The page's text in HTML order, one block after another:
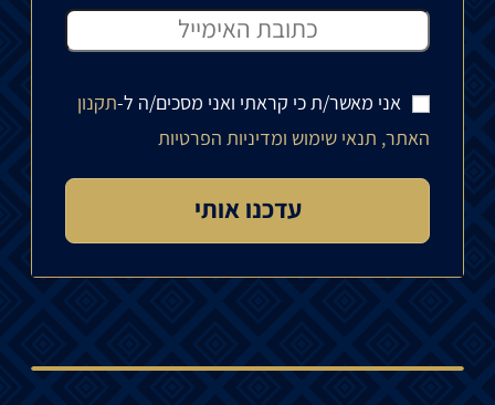
אני מאשר/ת כי קראתי ואני מסכים/ה ל-תקנון
האתר, תנאי שימוש ומדיניות הפרטיות